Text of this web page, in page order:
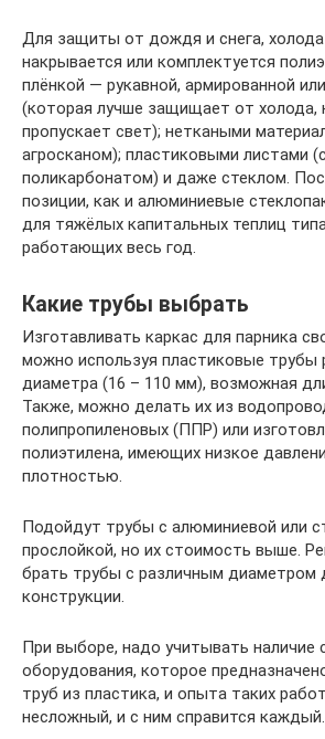
Для защиты от дождя и снега, холода
накрывается или комплектуется
плёнкой — рукавной, армированной
(которая лучше защищает от холода,
пропускает свет); неткаными
агросканом); пластиковыми листами
поликарбонатом) и даже стеклом.
позиции, как и алюминиевые
для тяжёлых капитальных теплиц
работающих весь год.
Какие трубы выбрать
Изготавливать каркас для парника
можно используя пластиковые трубы
диаметра (16 – 110 мм), возможная
Также, можно делать их из
полипропиленовых (ППР) или
полиэтилена, имеющих низкое
плотностью.
Подойдут трубы с алюминиевой или
прослойкой, но их стоимость выше.
брать трубы с различным диаметром
конструкции.
При выборе, надо учитывать наличие
оборудования, которое
труб из пластика, и опыта таких
несложный, и с ним справится каждый.